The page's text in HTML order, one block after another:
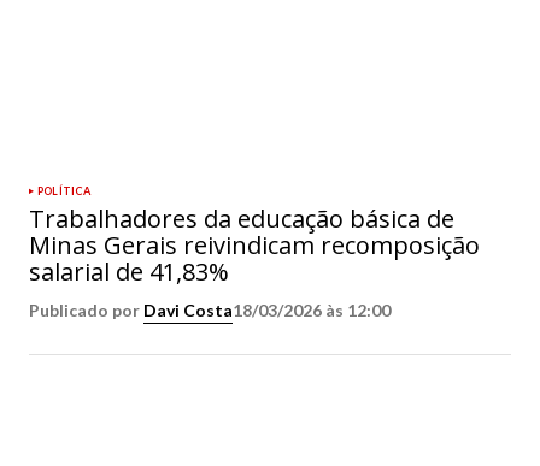
POLÍTICA
Trabalhadores da educação básica de
Minas Gerais reivindicam recomposição
salarial de 41,83%
Publicado por Davi Costa18/03/2026 às 12:00